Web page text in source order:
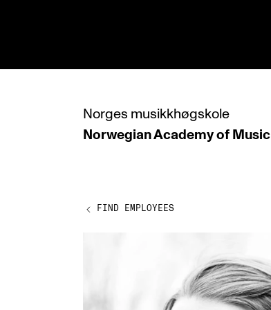
Norges musikkhøgskole
Norwegian Academy of Music
PROGRAMMES
Undergraduate Programmes
Continuing Studies
FIND EMPLOYEES